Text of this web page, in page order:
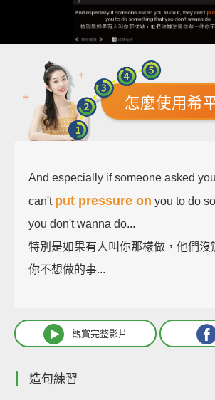
怎麼使用希
And especially if someone asked
can't put pressure on you to do
you don't wanna do...
特別是如果有人叫你那樣做，他們沒
你不想做的事...
觀賞完整影片
造句練習